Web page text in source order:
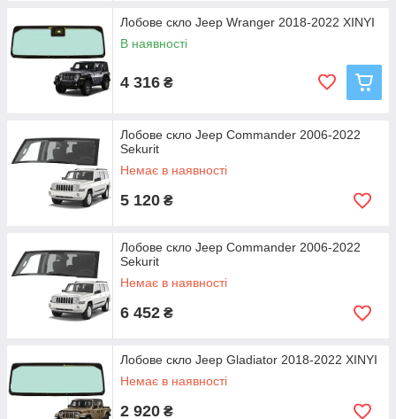
Лобове скло Jeep Wranger 2018-2022 XINYI
В наявності
4 316 ₴
Лобове скло Jeep Commander 2006-2022
Sekurit
Немає в наявності
5 120 ₴
Лобове скло Jeep Commander 2006-2022
Sekurit
Немає в наявності
6 452 ₴
Лобове скло Jeep Gladiator 2018-2022 XINYI
Немає в наявності
2 920 ₴